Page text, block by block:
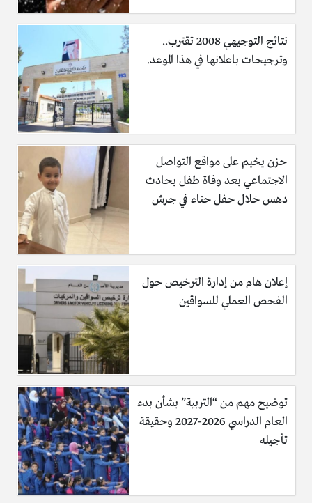
ارتفاع سقف الحريات في البرتغال، وعدم الاضطهاد الديني،
أو الاضطهاد على أساس العرق، او الاضطهاد لأي سبب كان.
تعد البرتغال احدى دول شنغن، وتعد هذة المميزة من اهم
مميزات الهجرة إلى البرتغال، خصوصاً أمام من يرغبون في
الهجرة إلى البرتغال، وذلك من خلال الاستثمار، إذ يسمح
لهم في الحصول على إقامة في البرتغال والتنقل في دول
ما هي دول شنغن
المانيا.
الدنمارك.
ليختنشتارين
بلجيكا.
ايطاليا.
هنغاريا.
التشيك.
اليونان.
فنلندا.
نتائج التوجيهي 2008 تقترب..
وترجيحات باعلانها في هذا الموعد.
حزن يخيم على مواقع التواصل
الاجتماعي بعد وفاة طفل بحادث
دهس خلال حفل حناء في جرش
إعلان هام من إدارة الترخيص حول
الفحص العملي للسواقين
توضيح مهم من “التربية” بشأن بدء
العام الدراسي 2026-2027 وحقيقة
تأجيله